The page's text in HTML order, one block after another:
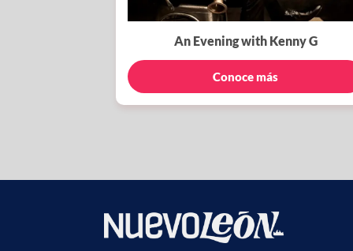
An Evening with Kenny G
Conoce más